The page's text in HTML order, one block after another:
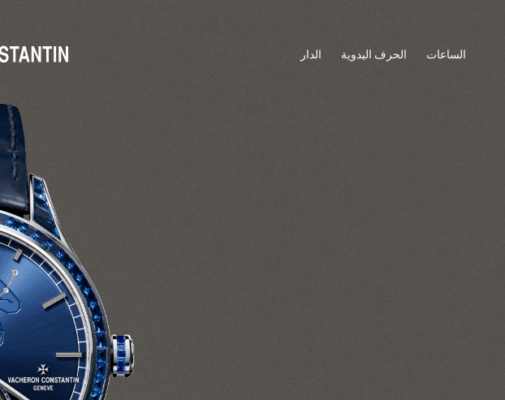
الساعات الحرف اليدوية الدار